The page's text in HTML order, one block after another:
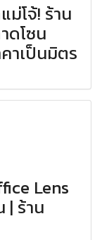
โจ้! ร้าน
ดโซน
าเป็นมิตร
Lens
| ร้าน